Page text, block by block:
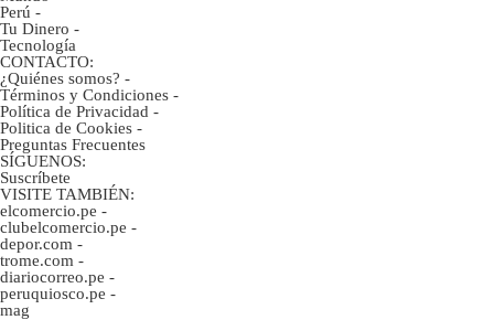
Perú -
Tu Dinero -
Tecnología
CONTACTO:
¿Quiénes somos? -
Términos y Condiciones -
Política de Privacidad -
Politica de Cookies -
Preguntas Frecuentes
SÍGUENOS:
Suscríbete
VISITE TAMBIÉN:
elcomercio.pe -
clubelcomercio.pe -
depor.com -
trome.com -
diariocorreo.pe -
peruquiosco.pe -
mag